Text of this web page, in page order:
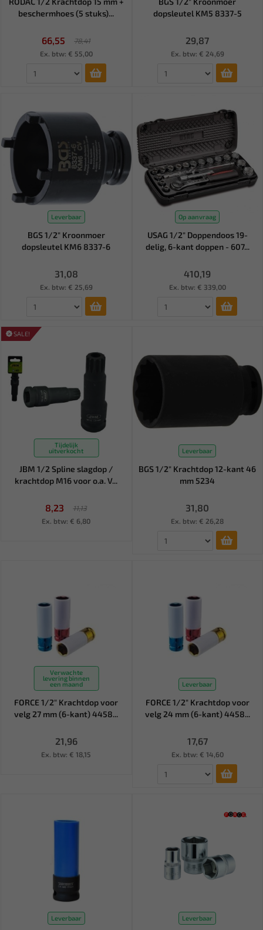
beschermhoes (5 stuks)...
66,55
78,41
Ex. btw: € 55,00
dopsleutel KM5 8337-5
29,87
Ex. btw: € 24,69
Leverbaar
BGS 1/2" Kroonmoer
dopsleutel KM6 8337-6
31,08
Ex. btw: € 25,69
Op aanvraag
USAG 1/2" Doppendoos 19-
delig, 6-kant doppen - 607...
410,19
Ex. btw: € 339,00
SALE!
Tijdelijk
uitverkocht
JBM 1/2 Spline slagdop /
krachtdop M16 voor o.a. V...
8,23
11,13
Ex. btw: € 6,80
Leverbaar
BGS 1/2" Krachtdop 12-kant 46
mm 5234
31,80
Ex. btw: € 26,28
Verwachte
levering binnen
een maand
FORCE 1/2" Krachtdop voor
velg 27 mm (6-kant) 4458...
21,96
Ex. btw: € 18,15
Leverbaar
FORCE 1/2" Krachtdop voor
velg 24 mm (6-kant) 4458...
17,67
Ex. btw: € 14,60
Leverbaar Leverbaar